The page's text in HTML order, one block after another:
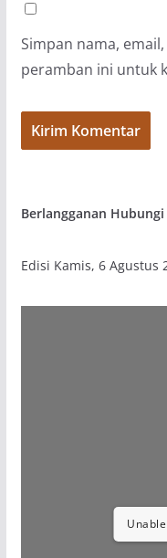
Simpan nama,
peramban ini untuk
Berlangganan Hubungi
Edisi Kamis, 6 Agustus